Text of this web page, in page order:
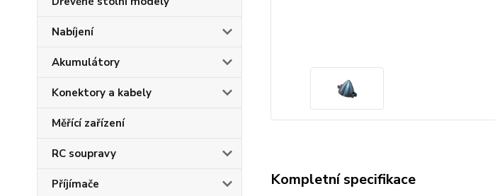
Nabíjení
Akumulátory
Konektory a kabely
Měřící zařízení
RC soupravy
Příjímače Kompletní specifikace